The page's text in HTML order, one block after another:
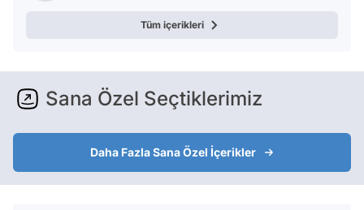
Tüm içerikleri
Sana Özel Seçtiklerimiz
Daha Fazla Sana Özel İçerikler